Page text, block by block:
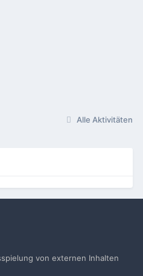
Alle Aktivitäten
von externen Inhalten